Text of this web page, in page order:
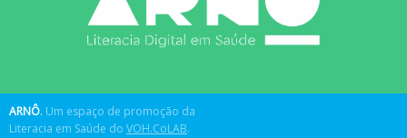
ARNÔ. Um espaço de promoção da
Literacia em Saúde do VOH.CoLAB.